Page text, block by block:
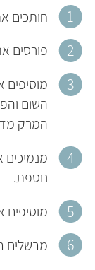
חותכים
פורסים
השום
המרק
נוספת.
מוסיפים
מבשלים במשך 10 דקות